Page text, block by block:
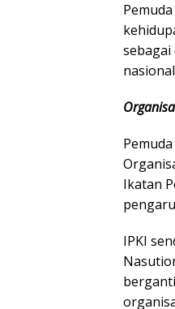
Ikatan
IPKI